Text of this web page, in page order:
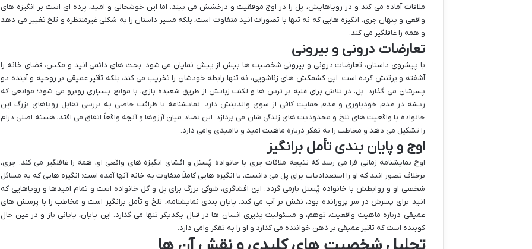
ملاقات آماده می کند و در رویاهایش، پل را در اوج موفقیت و درخشش می بیند. اما این خوشحالی و امید، پرده ای است بر انگیزه های
واقعی و پنهان جری. انگیزه هایی که نه تنها با تصورات انید متفاوت است، بلکه مسیر داستان را به شکلی غیرمنتظره و تلخ تغییر می دهد
و همه را غافلگیر می کند.
تعارضات درونی و بیرونی
با پیشروی داستان، تعارضات درونی و بیرونی شخصیت ها بیش از پیش نمایان می شود. بحث های دائمی انید و مکس، فضای خانه را
آشفته و پرتنش کرده است. این کشمکش های زناشویی، نه تنها رابطه خودشان را تخریب می کند، بلکه تأثیر عمیقی بر روحیه و آینده دو
پسرشان می گذارد. پل، در تلاش برای غلبه بر ترس ها و لکنت زبانش از طریق شعبده بازی، با موانع بسیاری روبرو می شود؛ موانعی که
ریشه در عدم خودباوری و عدم حمایت کافی از سوی والدینش دارد. نمایشنامه با ظرافت خاصی به بررسی تقابل رویاهای بزرگ این
خانواده با واقعیت های تلخ و محدودیت های زندگی شان می پردازد. این تضاد میان آرزوها و آنچه واقعاً اتفاق می افتد، هسته اصلی درام
را تشکیل می دهد و مخاطب را به تفکر درباره ماهیت امید و ناامیدی وامی دارد.
اوج و پایان بندی تأمل برانگیز
اوج نمایشنامه زمانی فرا می رسد که نتیجه ملاقات جری با خانواده پُستل و افشای انگیزه های واقعی او، همه را غافلگیر می کند. جری،
برخلاف تصور انید که او را استعدادیاب برای پل می دانست، با انگیزه هایی کاملاً متفاوت به خانه آنها آمده است؛ انگیزه هایی که به مسائل
شخصی او و روابطش با خانواده پُستل بازمی گردد. این افشاگری، شوکی بزرگ برای پل و کل خانواده است و تمام امیدها و رویاهایی که
انید برای پسرش در سر پرورانده بود، نقش بر آب می کند. پایان بندی نمایشنامه، تلخ و تأمل برانگیز است و مخاطب را با پرسش های
عمیقی درباره ماهیت واقعیت، توهم، و مسئولیت پذیری انسان ها در قبال یکدیگر تنها می گذارد. این پایان، پایانی باز و در عین حال
کوبنده است که تاثیر عمیقی بر ذهن خواننده می گذارد و او را به تفکر وامی دارد.